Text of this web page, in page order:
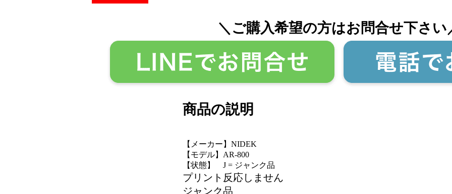
＼ご購入希望の方はお問合せ下さい
商品の説明
【メーカー】NIDEK
【モデル】AR-800
【状態】 J = ジャンク品
プリント反応しません
ジャンク品